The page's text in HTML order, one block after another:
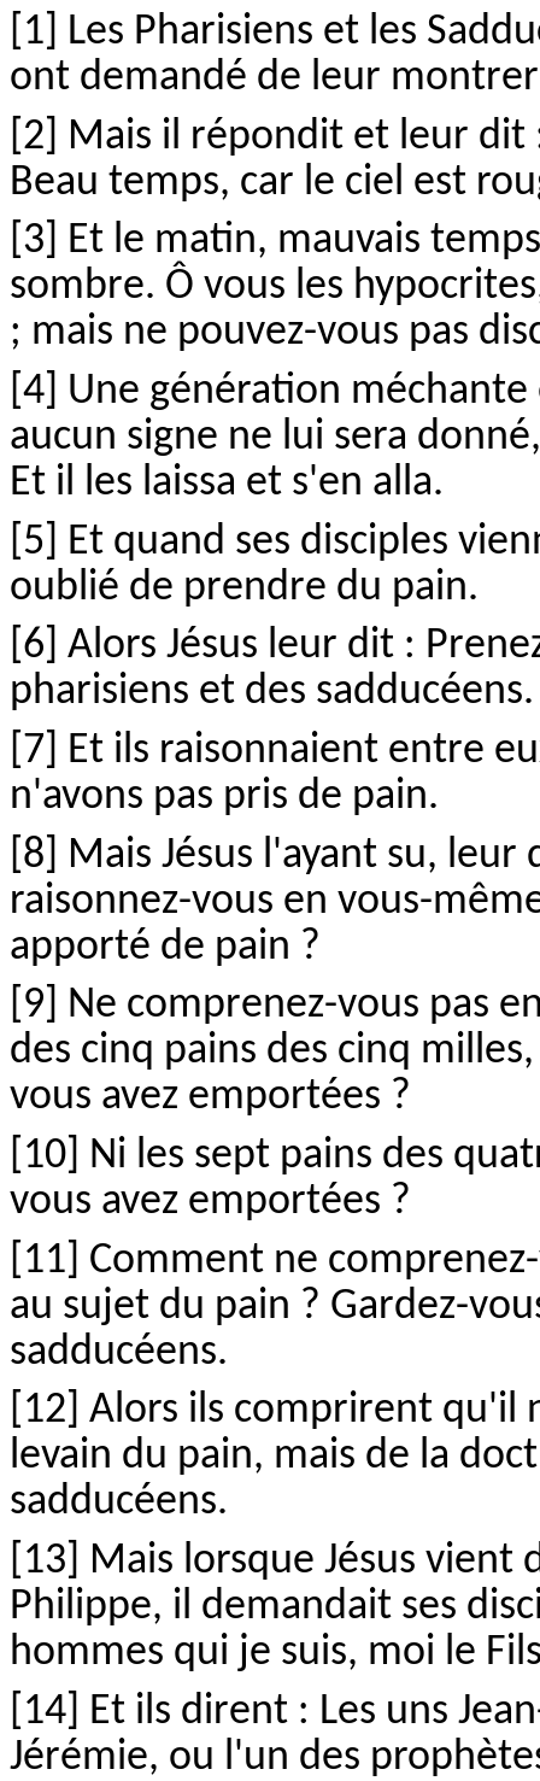
[1] Les Pharisiens et les
ont demandé de leur
[2] Mais il répondit et leur
Beau temps, car le ciel est
[3] Et le matin, mauvais
sombre. Ô vous les
; mais ne pouvez-vous pas
[4] Une génération
aucun signe ne lui sera
Et il les laissa et s'en alla.
[5] Et quand ses disciples
oublié de prendre du pain.
[6] Alors Jésus leur dit :
pharisiens et des sadducéens.
[7] Et ils raisonnaient entre
n'avons pas pris de pain.
[8] Mais Jésus l'ayant su,
raisonnez-vous en vous-
apporté de pain ?
[9] Ne comprenez-vous pas
des cinq pains des cinq
vous avez emportées ?
[10] Ni les sept pains des
vous avez emportées ?
[11] Comment ne
au sujet du pain ? Gardez-
sadducéens.
[12] Alors ils comprirent qu'il
levain du pain, mais de la
sadducéens.
[13] Mais lorsque Jésus vient
Philippe, il demandait ses
hommes qui je suis, moi le
[14] Et ils dirent : Les uns
Jérémie, ou l'un des